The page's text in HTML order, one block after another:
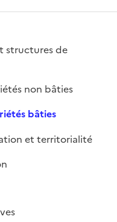
structures de
non bâties
bâties
et territorialité